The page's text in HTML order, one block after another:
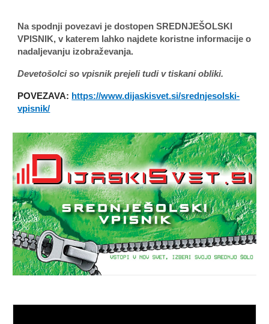
Na spodnji povezavi je dostopen SREDNJEŠOLSKI
VPISNIK, v katerem lahko najdete koristne informacije o
nadaljevanju izobraževanja.
Devetošolci so vpisnik prejeli tudi v tiskani obliki.
POVEZAVA: https://www.dijaskisvet.si/srednjesolski-
vpisnik/